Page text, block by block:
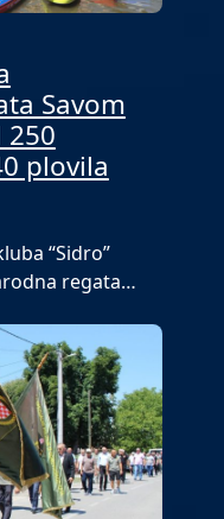
Savom
250
plovila
“Sidro”
regata…